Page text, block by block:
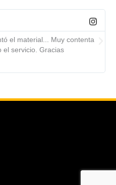
el material... Muy contenta
el servicio. Gracias